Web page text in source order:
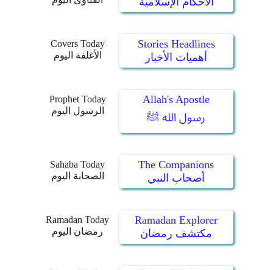
Covers Today
الأغلفة اليوم
Stories Headlines
أهميات الأخبار
Prophet Today
الرسول اليوم
Allah's Apostle
رسول الله ﷺ
Sahaba Today
الصحابة اليوم
The Companions
أصحاب النبي
Ramadan Today
رمضان اليوم
Ramadan Explorer
مكتشف رمضان